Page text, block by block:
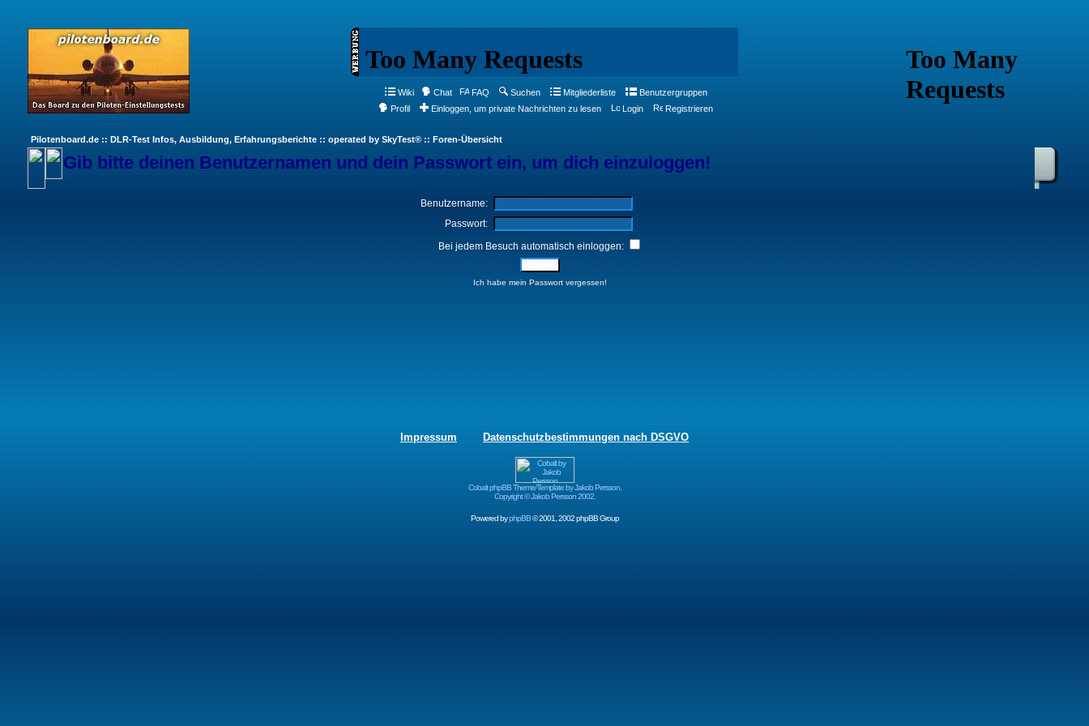
Wiki Chat FAQ Suchen Mitgliederliste
Benutzergruppen
Profil
Einloggen, um private Nachrichten zu lesen Login Registrieren
Pilotenboard.de :: DLR-Test Infos, Ausbildung, Erfahrungsberichte :: operated by SkyTest® :: Foren-Übersicht
Gib bitte deinen Benutzernamen und dein Passwort ein, um dich einzuloggen!
Benutzername:
Passwort:
Bei jedem Besuch automatisch einloggen:
Ich habe mein Passwort vergessen!
Impressum Datenschutzbestimmungen nach DSGVO
Cobalt phpBB Theme/Template by Jakob Persson.
Copyright © Jakob Persson 2002.
Powered byphpBB© 2001, 2002 phpBB Group